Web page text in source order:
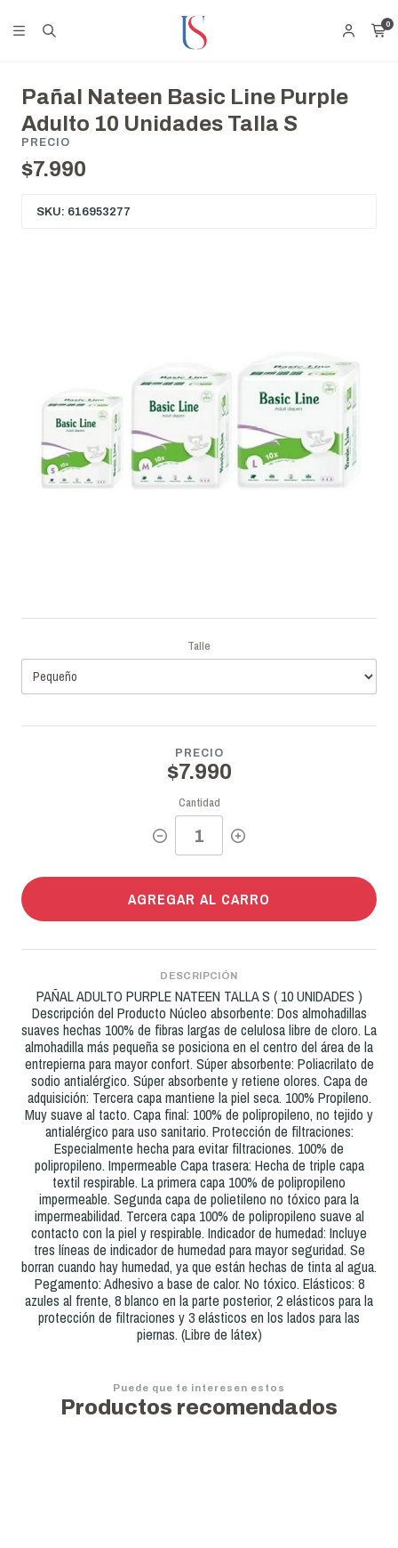
0
Pañal Nateen Basic Line Purple
Adulto 10 Unidades Talla S
PRECIO
$7.990
SKU: 616953277
Talle
PRECIO
$7.990
Cantidad
AGREGAR AL CARRO
DESCRIPCIÓN
PAÑAL ADULTO PURPLE NATEEN TALLA S ( 10 UNIDADES )
Descripción del Producto Núcleo absorbente: Dos almohadillas
suaves hechas 100% de fibras largas de celulosa libre de cloro. La
almohadilla más pequeña se posiciona en el centro del área de la
entrepierna para mayor confort. Súper absorbente: Poliacrilato de
sodio antialérgico. Súper absorbente y retiene olores. Capa de
adquisición: Tercera capa mantiene la piel seca. 100% Propileno.
Muy suave al tacto. Capa final: 100% de polipropileno, no tejido y
antialérgico para uso sanitario. Protección de filtraciones:
Especialmente hecha para evitar filtraciones. 100% de
polipropileno. Impermeable Capa trasera: Hecha de triple capa
textil respirable. La primera capa 100% de polipropileno
impermeable. Segunda capa de polietileno no tóxico para la
impermeabilidad. Tercera capa 100% de polipropileno suave al
contacto con la piel y respirable. Indicador de humedad: Incluye
tres líneas de indicador de humedad para mayor seguridad. Se
borran cuando hay humedad, ya que están hechas de tinta al agua.
Pegamento: Adhesivo a base de calor. No tóxico. Elásticos: 8
azules al frente, 8 blanco en la parte posterior, 2 elásticos para la
protección de filtraciones y 3 elásticos en los lados para las
piernas. (Libre de látex)
Puede que te interesen estos
Productos recomendados